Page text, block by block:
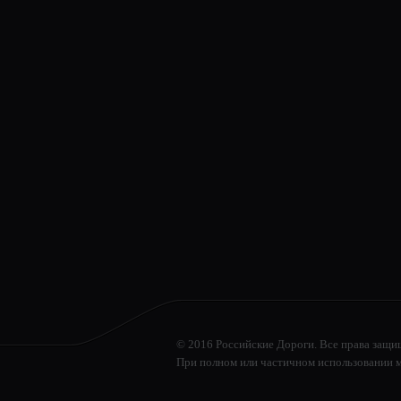
© 2016 Российские Дороги. Все права
При полном или частичном использовании